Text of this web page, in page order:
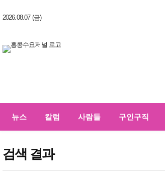
2026.08.07 (금)
뉴스 칼럼 사람들 구인구직
검색 결과